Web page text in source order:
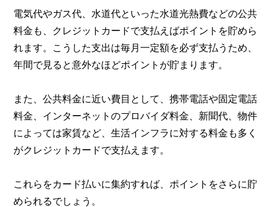
電気代やガス代、水道代といった水道光熱費などの公共
料金も、クレジットカードで支払えばポイントを貯めら
れます。こうした支出は毎月一定額を必ず支払うため、
年間で見ると意外なほどポイントが貯まります。
また、公共料金に近い費目として、携帯電話や固定電話
料金、インターネットのプロバイダ料金、新聞代、物件
によっては家賃など、生活インフラに対する料金も多く
がクレジットカードで支払えます。
これらをカード払いに集約すれば、ポイントをさらに貯
められるでしょう。